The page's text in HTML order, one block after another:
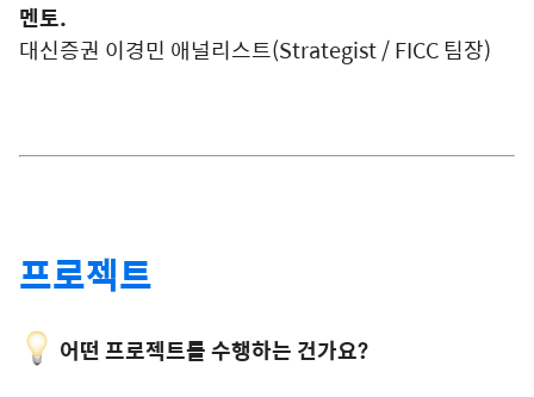
멘토.
대신증권 이경민 애널리스트(Strategist / FICC 팀장)
프로젝트
어떤 프로젝트를 수행하는 건가요?